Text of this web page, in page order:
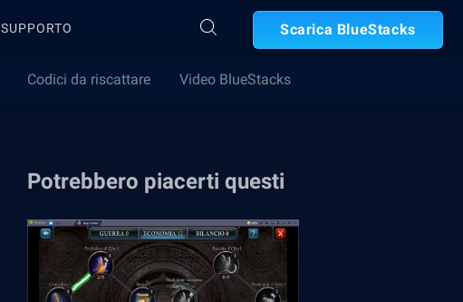
SUPPORTO Scarica BlueStacks
Codici da riscattare Video BlueStacks
Potrebbero piacerti questi